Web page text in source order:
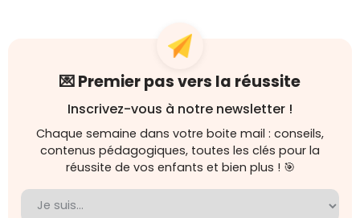
💌 Premier pas vers la réussite
Inscrivez-vous à notre newsletter !
Chaque semaine dans votre boite mail : conseils,
contenus pédagogiques, toutes les clés pour la
réussite de vos enfants et bien plus ! 🎯